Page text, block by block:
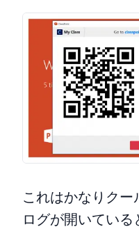
これはかなりク
ログが開いてい